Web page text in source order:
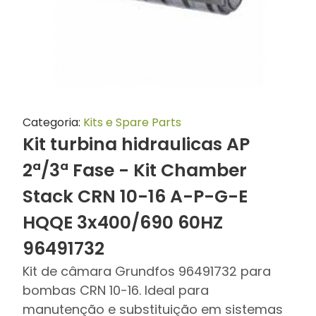
Categoria: Kits e Spare Parts
Kit turbina hidraulicas AP
2ª/3ª Fase - Kit Chamber
Stack CRN 10-16 A-P-G-E
HQQE 3x400/690 60HZ
96491732
Kit de câmara Grundfos 96491732 para
bombas CRN 10-16. Ideal para
manutenção e substituição em sistemas